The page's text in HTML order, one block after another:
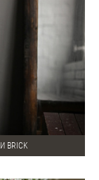
BRICK